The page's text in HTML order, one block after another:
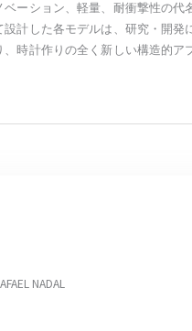
ーション、軽量、耐衝撃性の代
計した各モデルは、研究・開発
、時計作りの全く新しい構造的ア
NADAL